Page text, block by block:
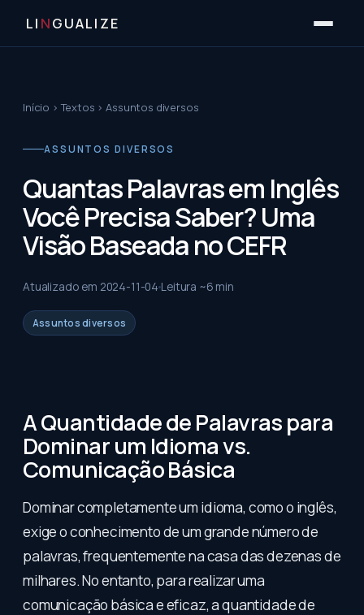
LI NGUALIZE
Início ›Textos ›Assuntos diversos
ASSUNTOS DIVERSOS
Quantas Palavras em Inglês
Você Precisa Saber? Uma
Visão Baseada no CEFR
Atualizado em 2024-11-04 Leitura ~6 min
Assuntos diversos
A Quantidade de Palavras para
Dominar um Idioma vs.
Comunicação Básica
Dominar completamente um idioma, como o inglês,
exige o conhecimento de um grande número de
palavras, frequentemente na casa das dezenas de
milhares. No entanto, para realizar uma
comunicação básica e eficaz, a quantidade de